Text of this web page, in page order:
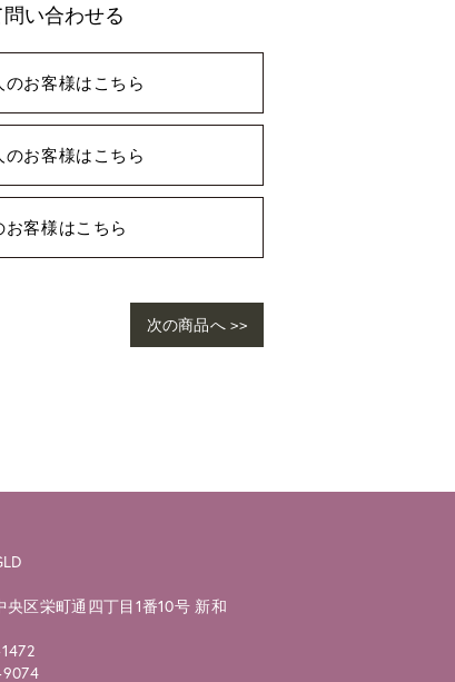
い合わせる
のお客様はこちら
のお客様はこちら
お客様はこちら
次の商品へ >>
央区栄町通四丁目1番10号 新和
9074